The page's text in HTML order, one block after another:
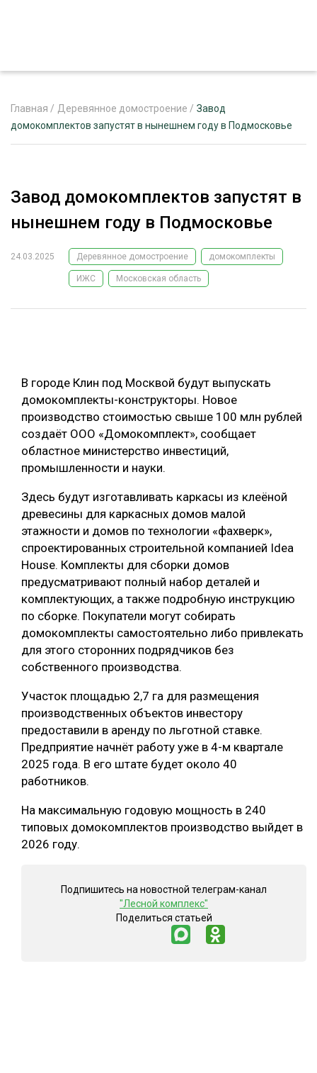
РЕКЛАМОДАТЕЛЯМ
ЛЕСНОЕ ХОЗЯЙСТВО
ЛЕСОЗАГОТОВКА
БИОЭНЕРГЕТИКА
ЛЕСОВОССТАНОВЛЕНИЕ И ЗАЩИТА
ЛОГИСТИКА
ПРОИЗВОДСТВО ДРЕВЕСНЫХ ПЛИТ
КОМПЛЕКСНАЯ ПЕРЕРАБОТКА
ЛЕСОПИЛЕНИЕ
ДЕРЕВЯННОЕ ДОМОСТРОЕНИЕ
БЕЗОПАСНОЕ ПРОИЗВОДСТВО
СОРТИРОВКА ДРЕВЕСИНЫ
СУШКА ДРЕВЕСИНЫ
ПОДБОРКИ СТАТЕЙ
Главная / Деревянное домостроение / Завод
домокомплектов запустят в нынешнем году в Подмосковье
Завод домокомплектов запустят в
нынешнем году в Подмосковье
24.03.2025 Деревянное домостроение домокомплекты
ИЖС Московская область
В городе Клин под Москвой будут выпускать
домокомплекты-конструкторы. Новое
производство стоимостью свыше 100 млн рублей
создаёт ООО «Домокомплект», сообщает
областное министерство инвестиций,
промышленности и науки.
Здесь будут изготавливать каркасы из клеёной
древесины для каркасных домов малой
этажности и домов по технологии «фахверк»,
спроектированных строительной компанией Idea
House. Комплекты для сборки домов
предусматривают полный набор деталей и
комплектующих, а также подробную инструкцию
по сборке. Покупатели могут собирать
домокомплекты самостоятельно либо привлекать
для этого сторонних подрядчиков без
собственного производства.
Участок площадью 2,7 га для размещения
производственных объектов инвестору
предоставили в аренду по льготной ставке.
Предприятие начнёт работу уже в 4-м квартале
2025 года. В его штате будет около 40
работников.
На максимальную годовую мощность в 240
типовых домокомплектов производство выйдет в
2026 году.
Подпишитесь на новостной телеграм-канал
"Лесной комплекс"
Поделиться статьей